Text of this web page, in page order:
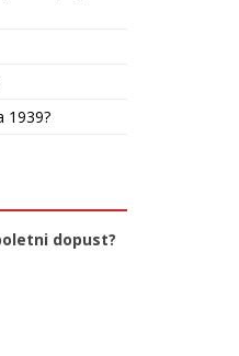
1939?
dopust?